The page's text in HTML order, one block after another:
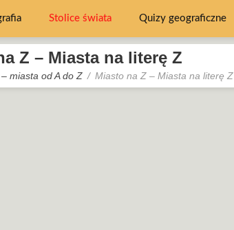
Stolice świata Quizy geograficzne
Z – Miasta na literę Z
miasta od A do Z Miasto na Z – Miasta na literę Z